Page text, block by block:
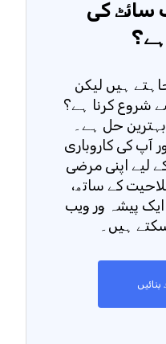
سائٹ کی
ہیں لیکن
شروع کرنا ہے؟
بہترین حل ہے۔
آپ کی کاروباری
لیے اپنی مرضی
کے ساتھ،
پیشہ ور ویب
ہیں۔